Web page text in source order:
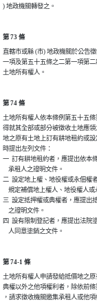
第 73 條
直轄市或縣 (市) 地政機關於公告
一項及第五十五條之二第一項第
第 74 條
土地所有權人依本條例第五十五
得就其全部或部分被徵收土地應
地之原有土地上訂有耕地租約或
時提出左列文件：
一  訂有耕地租約者，應提出依本
    承租人之證明文件。
二  設定地上權、地役權或永佃權
規定補償地上權人、地役權人
三  設定抵押權或典權者，應提出
    之證明文件。
四  設有限制登記者，應提出法院
    人同意塗銷之文件。
第 74-1 條
土地所有權人申請發給抵價地之
典權以外之他項權利者，除依前
，請求徵收機關邀集承租人或他